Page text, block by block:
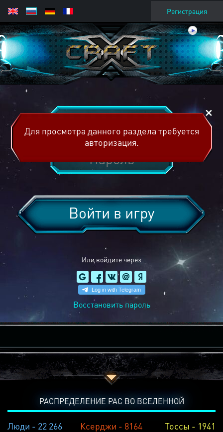
Регистрация
Или войдите через
Войти в игру
Восстановить пароль
Для просмотра данного раздела требуется
авторизация.
РАСПРЕДЕЛЕНИЕ РАС ВО ВСЕЛЕННОЙ
Люди - 22 266 Ксерджи - 8164 Тоссы - 1941